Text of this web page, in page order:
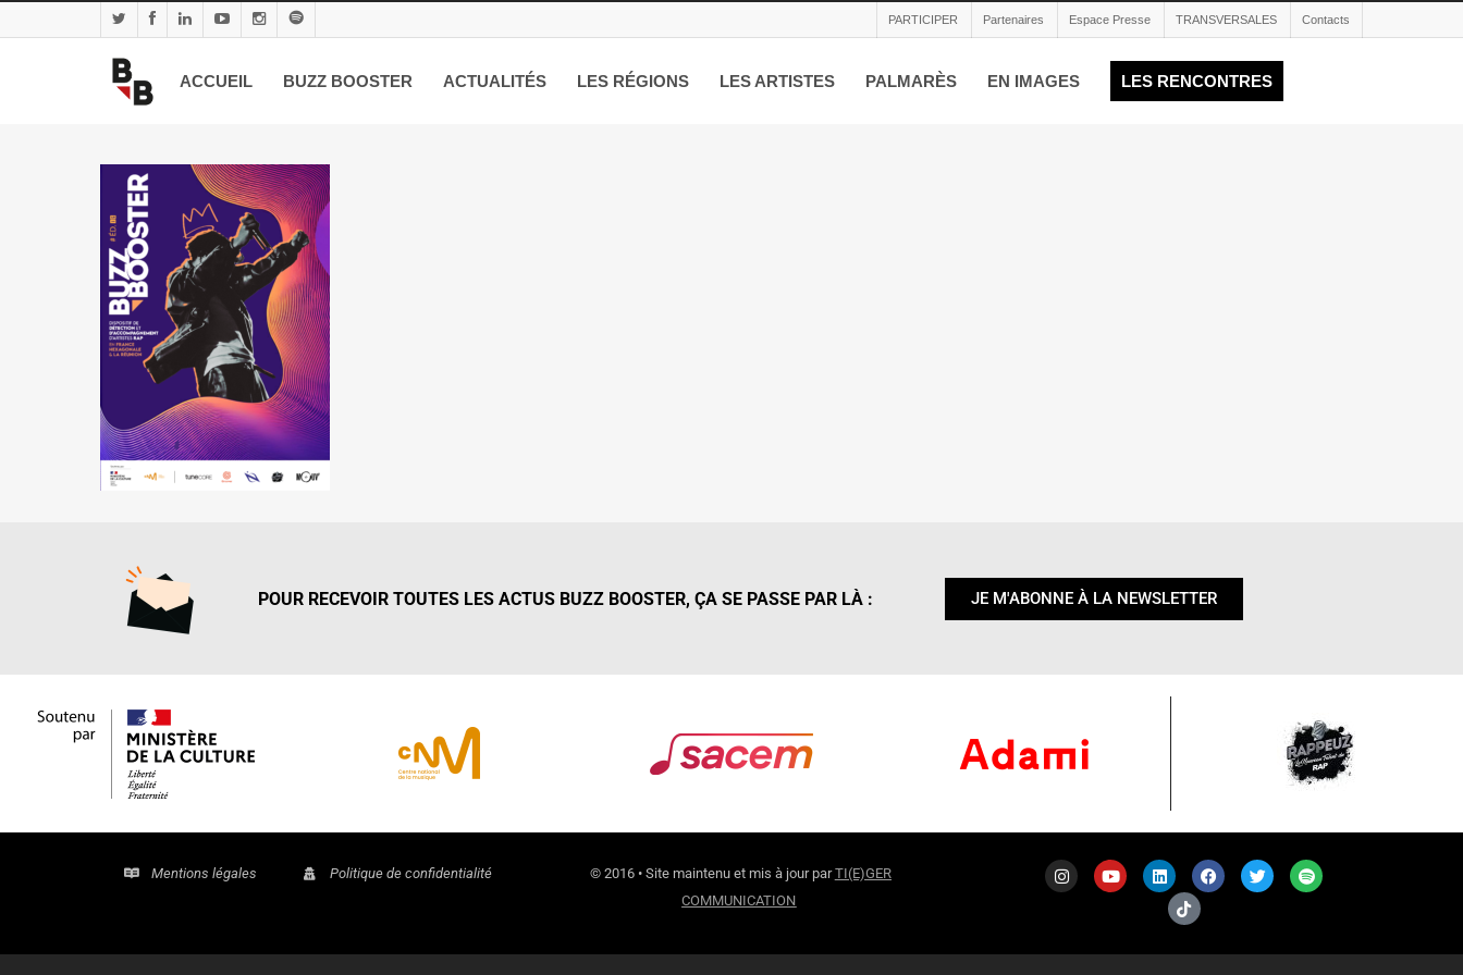
PARTICIPER Partenaires Espace Presse TRANSVERSALES Contacts
ACCUEIL BUZZ BOOSTER ACTUALITÉS LES RÉGIONS LES ARTISTES PALMARÈS EN IMAGES LES RENCONTRES
POUR RECEVOIR TOUTES LES ACTUS BUZZ BOOSTER, ÇA SE PASSE PAR LÀ : JE M'ABONNE À LA NEWSLETTER
Mentions légales Politique de confidentialité © 2016 • Site maintenu et mis à jour parTI(E)GER
COMMUNICATION